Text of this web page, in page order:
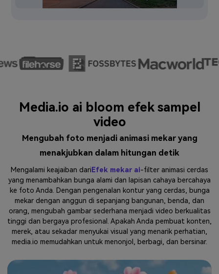
Media.io ai bloom efek sampel
video
Mengubah foto menjadi animasi mekar yang
menakjubkan dalam hitungan detik
Mengalami keajaiban dari Efek mekar ai-filter animasi cerdas
yang menambahkan bunga alami dan lapisan cahaya bercahaya
ke foto Anda. Dengan pengenalan kontur yang cerdas, bunga
mekar dengan anggun di sepanjang bangunan, benda, dan
orang, mengubah gambar sederhana menjadi video berkualitas
tinggi dan bergaya profesional. Apakah Anda pembuat konten,
merek, atau sekadar menyukai visual yang menarik perhatian,
media.io memudahkan untuk menonjol, berbagi, dan bersinar.